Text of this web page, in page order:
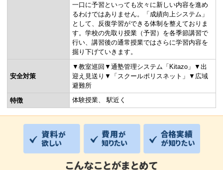
一口に予習といっても次々に新しい内容を進め
るわけではありません。「成績向上システム」
として、反復学習ができる体制を整えておりま
す。学校の先取り授業（予習）を各季節講習で
行い、講習後の通常授業ではさらに学習内容を
掘り下げていきます。
安全対策
▼教室巡回▼通塾管理システム「Kitazo」▼出
迎え見送り▼「スクールポリスネット」▼広域
避難所
特徴
体験授業 駅近く